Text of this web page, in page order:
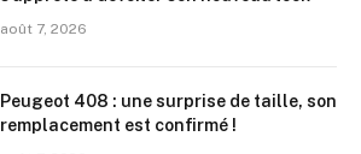
août 7, 2026
Peugeot 408 : une surprise de taille, son
remplacement est confirmé !